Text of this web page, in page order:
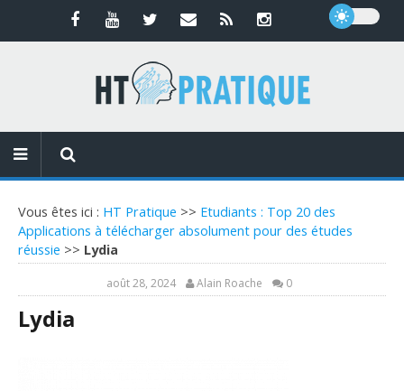
Vous êtes ici : HT Pratique >> Etudiants : Top 20 des
Applications à télécharger absolument pour des études
réussie >> Lydia
août 28, 2024 Alain Roache 0
Lydia